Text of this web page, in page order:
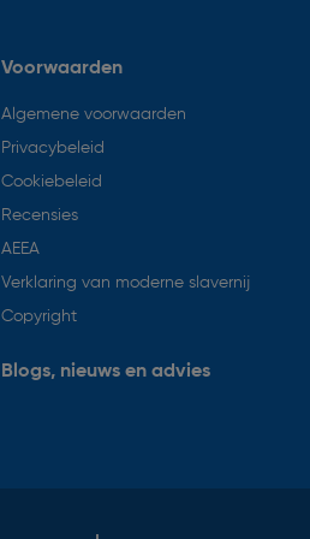
Voorwaarden
Algemene voorwaarden
Privacybeleid
Cookiebeleid
Recensies
AEEA
Verklaring van moderne slavernij
Copyright
Blogs, nieuws en advies